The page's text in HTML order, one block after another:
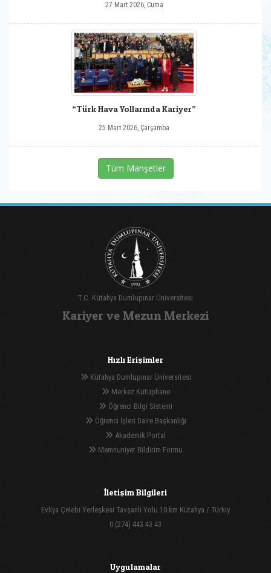
27 Mart 2026, Cuma
“Türk Hava Yollarında Kariyer”
25 Mart 2026, Çarşamba
Tüm Manşetler
T.C. Kütahya Dumlupınar Üniversitesi
Kariyer ve Mezun Merkezi
Hızlı Erişimler
Kütahya Dumlupınar Üniversitesi
Merkez Kütüphane
Öğrenci Bilgi Sistemi
Öğrenci İşleri Daire Başkanlığı
Akademik Portal
Memnuniyet Bildirim Formu
İletişim Bilgileri
Evliya Çelebi Yerleşkesi Tavşanlı Yolu 10.km Kütahya / Türkiy
0 (274) 443 43 43
Uygulamalar